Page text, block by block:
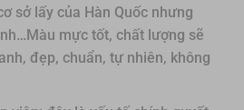
sở lấy của Hàn Quốc nhưng
mực tốt, chất lượng sẽ
đẹp, chuẩn, tự nhiên, không